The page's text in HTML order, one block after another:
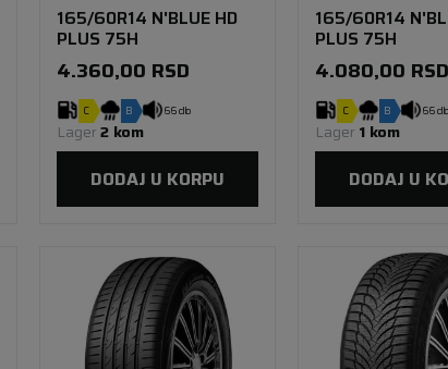
165/60R14 N'BLUE HD
PLUS 75H
4.360,00 RSD
C B 66 db
Lager 2 kom
DODAJ U KORPU
165/60R14
PLUS 75H
4.080,00 RSD
C B 66 db
Lager 1 kom
DODAJ U